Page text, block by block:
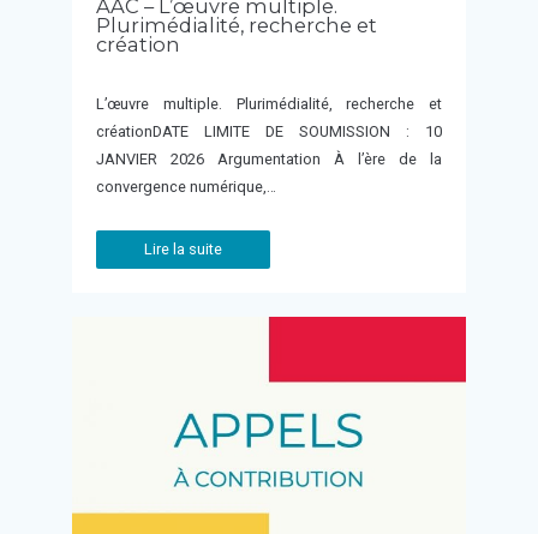
AAC – L’œuvre multiple.
Plurimédialité, recherche et
création
L’œuvre multiple. Plurimédialité, recherche et
créationDATE LIMITE DE SOUMISSION : 10
JANVIER 2026 Argumentation À l’ère de la
convergence numérique,…
Lire la suite